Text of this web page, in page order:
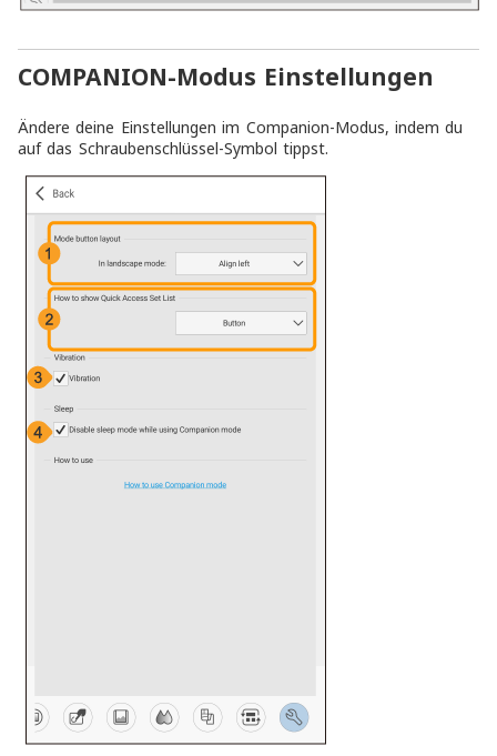
COMPANION-Modus Einstellungen
Ändere deine Einstellungen im Companion-Modus, indem du
auf das Schraubenschlüssel-Symbol tippst.